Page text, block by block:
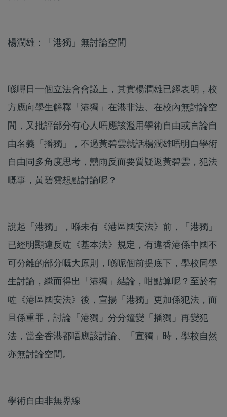
楊潤雄：「港獨」無討論空間
喺噚日一個立法會會議上，其實楊潤雄已經表明，校
方應向學生解釋「港獨」在港非法、在校內無討論空
間，又批評部分有心人唔應該濫用學術自由或言論自
由名義「播獨」，不過黃碧雲就話楊潤雄唔明白學術
自由同多角度思考，囍雨反而要質疑返黃碧雲，犯法
嘅事，黃碧雲想點討論呢？
說起「港獨」，喺未有《港區國安法》前，「港獨」
已經明顯違反咗《基本法》規定，有違香港係中國不
可分離的部分嘅大原則，喺呢個前提底下，學校同學
生討論，繼而得出「港獨」結論，咁點算呢？至於有
咗《港區國安法》後，宣揚「港獨」更加係犯法，而
且係重罪，討論「港獨」分分鐘變「播獨」再變犯
法，當全香港都唔應該討論、「宣獨」時，學校自然
亦無討論空間。
學術自由非無界線